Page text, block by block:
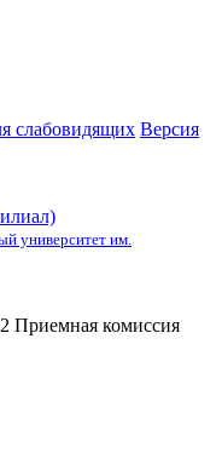
слабовидящих Версия
университет им.
Приемная комиссия